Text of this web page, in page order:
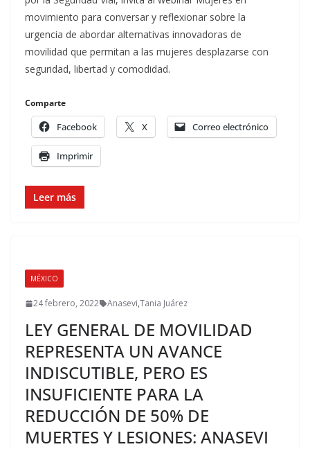
movimiento para conversar y reflexionar sobre la
urgencia de abordar alternativas innovadoras de
movilidad que permitan a las mujeres desplazarse con
seguridad, libertad y comodidad.
Comparte
Facebook X Correo electrónico
Imprimir
Leer más
MÉXICO
24 febrero, 2022 Anasevi,Tania Juárez
LEY GENERAL DE MOVILIDAD
REPRESENTA UN AVANCE
INDISCUTIBLE, PERO ES
INSUFICIENTE PARA LA
REDUCCIÓN DE 50% DE
MUERTES Y LESIONES: ANASEVI